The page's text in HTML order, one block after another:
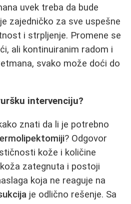
uvek treba da bude
zajedničko za sve uspešne
i strpljenje. Promene se
ali kontinuiranim radom i
svako može doći do
intervenciju?
znati da li je potrebno
? Odgovor
kože i količine
zategnuta i postoji
koja ne reaguje na
je odlično rešenje. Sa